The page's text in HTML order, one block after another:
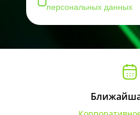
персональных данных